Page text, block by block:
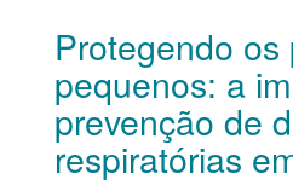
Protegendo
pequenos: a
prevenção de
respiratórias